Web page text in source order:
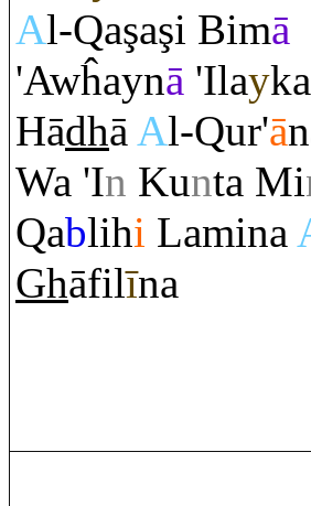
Al-Qaşaşi Bimā
'Awĥaynā 'Ilayka
HādhāAl-Qur'ā
Wa 'In Kunta Mi
Qablihi Lamina
Ghāfilīna